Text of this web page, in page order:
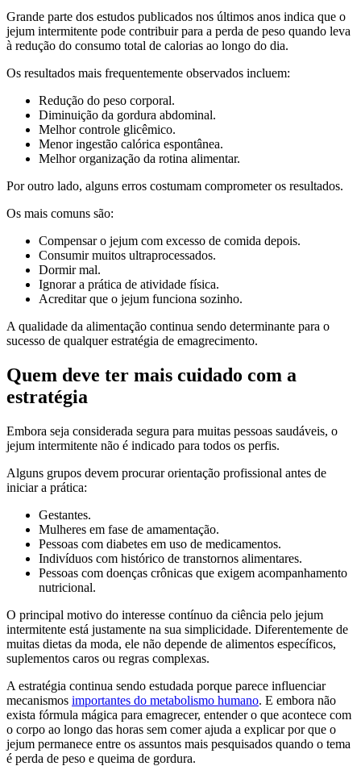
Grande parte dos estudos publicados nos últimos anos indica que o
jejum intermitente pode contribuir para a perda de peso quando leva
à redução do consumo total de calorias ao longo do dia.
Os resultados mais frequentemente observados incluem:
Redução do peso corporal.
Diminuição da gordura abdominal.
Melhor controle glicêmico.
Menor ingestão calórica espontânea.
Melhor organização da rotina alimentar.
Por outro lado, alguns erros costumam comprometer os resultados.
Os mais comuns são:
Compensar o jejum com excesso de comida depois.
Consumir muitos ultraprocessados.
Dormir mal.
Ignorar a prática de atividade física.
Acreditar que o jejum funciona sozinho.
A qualidade da alimentação continua sendo determinante para o
sucesso de qualquer estratégia de emagrecimento.
Quem deve ter mais cuidado com a
estratégia
Embora seja considerada segura para muitas pessoas saudáveis, o
jejum intermitente não é indicado para todos os perfis.
Alguns grupos devem procurar orientação profissional antes de
iniciar a prática:
Gestantes.
Mulheres em fase de amamentação.
Pessoas com diabetes em uso de medicamentos.
Indivíduos com histórico de transtornos alimentares.
Pessoas com doenças crônicas que exigem acompanhamento
nutricional.
O principal motivo do interesse contínuo da ciência pelo jejum
intermitente está justamente na sua simplicidade. Diferentemente de
muitas dietas da moda, ele não depende de alimentos específicos,
suplementos caros ou regras complexas.
A estratégia continua sendo estudada porque parece influenciar
mecanismos importantes do metabolismo humano. E embora não
exista fórmula mágica para emagrecer, entender o que acontece com
o corpo ao longo das horas sem comer ajuda a explicar por que o
jejum permanece entre os assuntos mais pesquisados quando o tema
é perda de peso e queima de gordura.